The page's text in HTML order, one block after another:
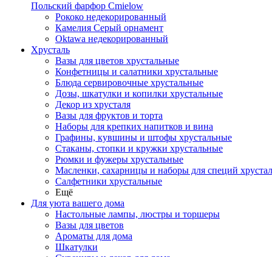
Польский фарфор Сmielow
Рококо недекорированный
Камелия Серый орнамент
Oktawa недекорированный
Хрусталь
Вазы для цветов хрустальные
Конфетницы и салатники хрустальные
Блюда сервировочные хрустальные
Дозы, шкатулки и копилки хрустальные
Декор из хрусталя
Вазы для фруктов и торта
Наборы для крепких напитков и вина
Графины, кувшины и штофы хрустальные
Стаканы, стопки и кружки хрустальные
Рюмки и фужеры хрустальные
Масленки, сахарницы и наборы для специй
Салфетники хрустальные
Ещё
Для уюта вашего дома
Настольные лампы, люстры и торшеры
Вазы для цветов
Ароматы для дома
Шкатулки